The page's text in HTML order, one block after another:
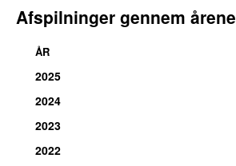
Afspilninger gennem årene
ÅR
2025
2024
2023
2022